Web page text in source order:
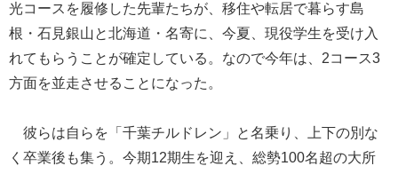
光コースを履修した先輩たちが、移住や転居で暮らす島
根・石見銀山と北海道・名寄に、今夏、現役学生を受け入
れてもらうことが確定している。なので今年は、2コース3
方面を並走させることになった。
彼らは自らを「千葉チルドレン」と名乗り、上下の別な
く卒業後も集う。今期12期生を迎え、総勢100名超の大所